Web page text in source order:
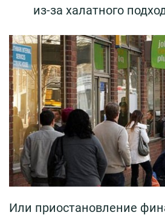
из-за халатного
Или приостановление